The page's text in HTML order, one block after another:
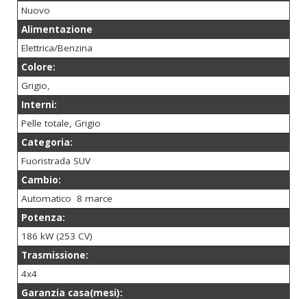
Nuovo
Alimentazione
Elettrica/Benzina
Colore:
Grigio,
Interni:
Pelle totale, Grigio
Categoria:
Fuoristrada SUV
Cambio:
Automatico 8 marce
Potenza:
186 kW (253 CV)
Trasmissione:
4x4
Garanzia casa(mesi):